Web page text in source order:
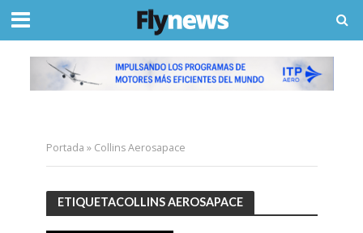
Portada » Collins Aerosapace
ETIQUETACOLLINS AEROSAPACE